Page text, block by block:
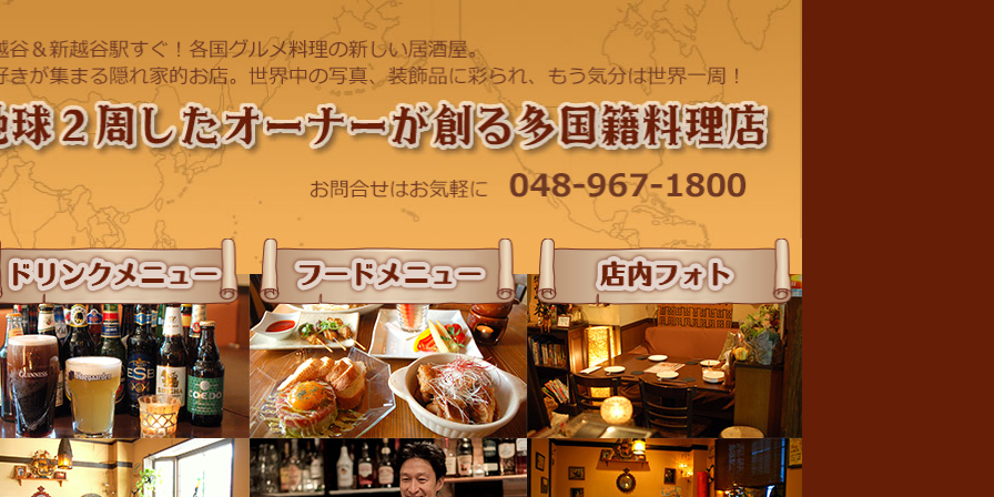
ドリンクメニュー フードメニュー 店内フォト